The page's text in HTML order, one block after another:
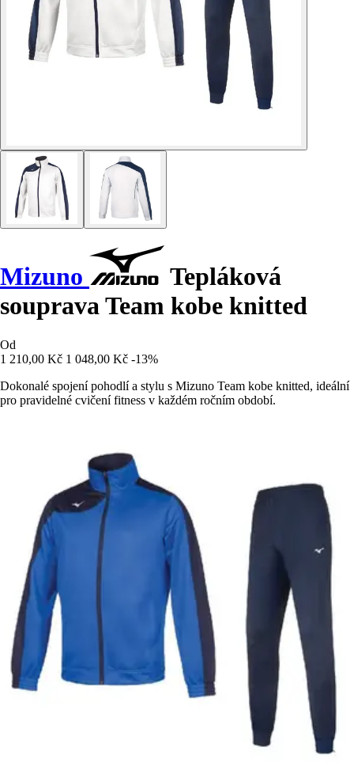
Mizuno
Tepláková
souprava Team kobe knitted
Od
1 210,00 Kč 1 048,00 Kč -13%
Dokonalé spojení pohodlí a stylu s Mizuno Team kobe knitted, ideální
pro pravidelné cvičení fitness v každém ročním období.